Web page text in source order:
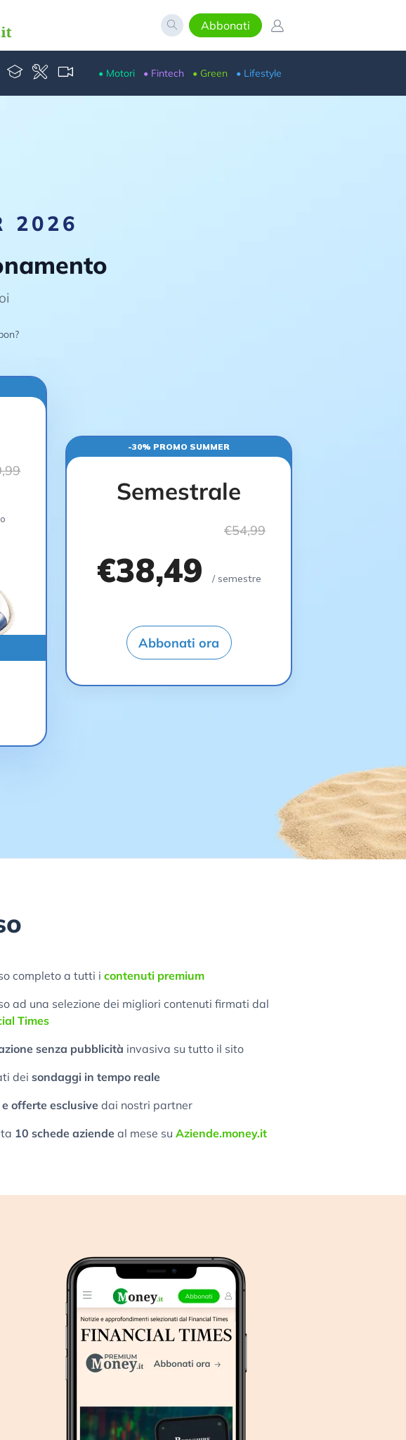
Abbonati
• Motori • Fintech • Green • Lifestyle
2026
-30% PROMO SUMMER
Semestrale
€54,99
€38,49 / semestre
Abbonati ora
completo a tutti i contenuti premium
ad una selezione dei migliori contenuti firmati dal
Times
senza pubblicità invasiva su tutto il sito
dei sondaggi in tempo reale
e offerte esclusivedai nostri partner
10 schede aziende al mese su Aziende.money.it